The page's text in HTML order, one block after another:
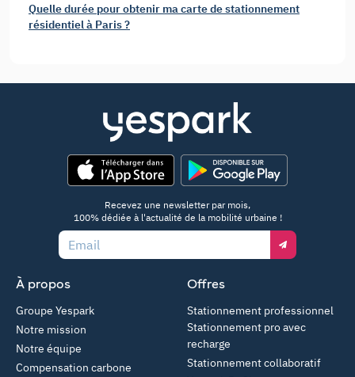
Quelle durée pour obtenir ma carte de stationnement
résidentiel à Paris ?
Recevez une newsletter par mois,
100% dédiée à l'actualité de la mobilité urbaine !
À propos
Groupe Yespark
Notre mission
Notre équipe
Compensation carbone
Offres
Stationnement professionnel
Stationnement pro avec
recharge
Stationnement collaboratif